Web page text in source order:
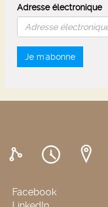
Adresse électronique
Je m'abonne
Facebook